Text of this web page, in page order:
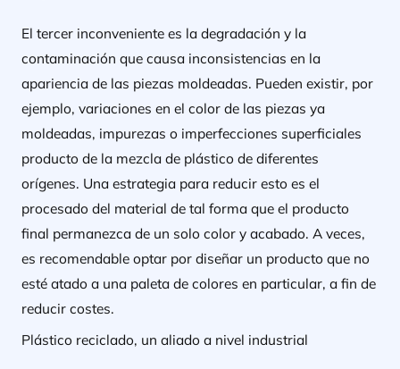
El tercer inconveniente es la degradación y la
contaminación que causa inconsistencias en la
apariencia de las piezas moldeadas. Pueden existir, por
ejemplo, variaciones en el color de las piezas ya
moldeadas, impurezas o imperfecciones superficiales
producto de la mezcla de plástico de diferentes
orígenes. Una estrategia para reducir esto es el
procesado del material de tal forma que el producto
final permanezca de un solo color y acabado. A veces,
es recomendable optar por diseñar un producto que no
esté atado a una paleta de colores en particular, a fin de
reducir costes.
Plástico reciclado, un aliado a nivel industrial